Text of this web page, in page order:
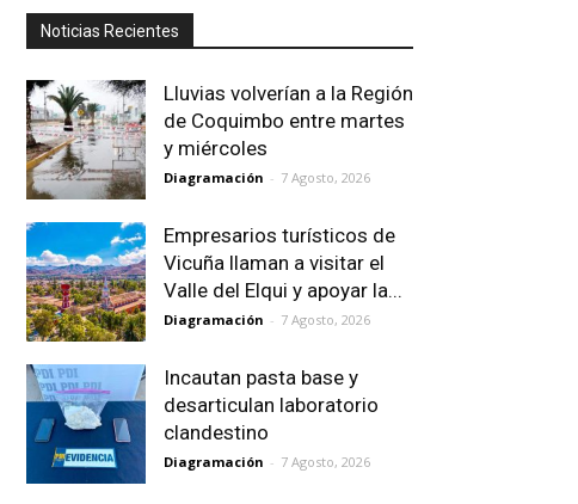
Noticias Recientes
Lluvias volverían a la Región
de Coquimbo entre martes
y miércoles
Diagramación - 7 Agosto, 2026
Empresarios turísticos de
Vicuña llaman a visitar el
Valle del Elqui y apoyar la...
Diagramación - 7 Agosto, 2026
Incautan pasta base y
desarticulan laboratorio
clandestino
Diagramación - 7 Agosto, 2026